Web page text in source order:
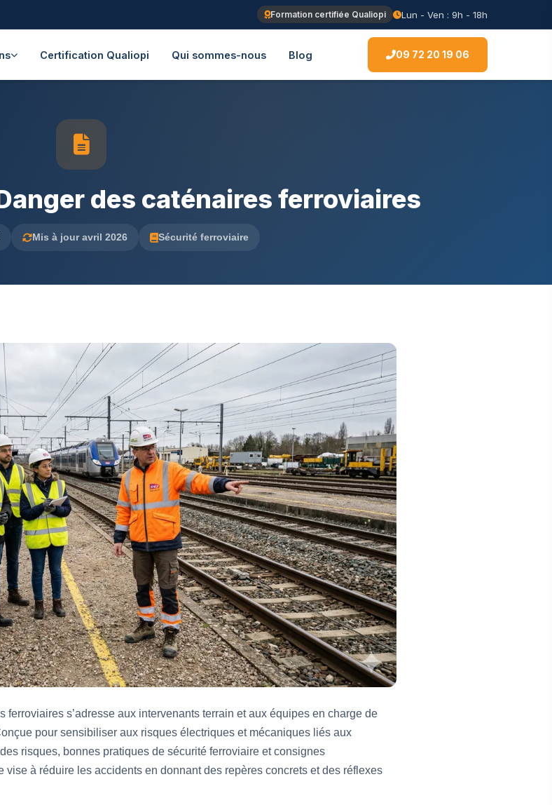
Formation certifiée Qualiopi Lun - Ven : 9h - 18h
Certification Qualiopi Qui sommes-nous Blog 09 72 20 19 06
des caténaires ferroviaires
Mis à jour avril 2026 Sécurité ferroviaire
s’adresse aux intervenants terrain et aux équipes en charge de
pour sensibiliser aux risques électriques et mécaniques liés aux
risques, bonnes pratiques de sécurité ferroviaire et consignes
à réduire les accidents en donnant des repères concrets et des réflexes